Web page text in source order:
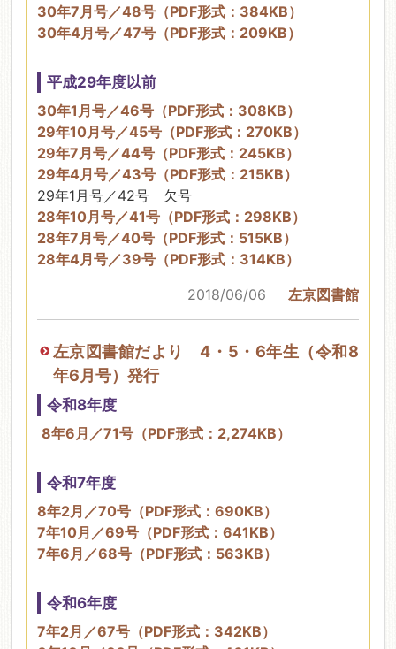
30年7月号／48号（PDF形式：384KB）
30年4月号／47号（PDF形式：209KB）
平成29年度以前
30年1月号／46号（PDF形式：308KB）
29年10月号／45号（PDF形式：270KB）
29年7月号／44号（PDF形式：245KB）
29年4月号／43号（PDF形式：215KB）
29年1月号／42号 欠号
28年10月号／41号（PDF形式：298KB）
28年7月号／40号（PDF形式：515KB）
28年4月号／39号（PDF形式：314KB）
2018/06/06
左京図書館
左京図書館だより 4・5・6年生（令和8
年6月号）発行
令和8年度
8年6月／71号（PDF形式：2,274KB）
令和7年度
8年2月／70号（PDF形式：690KB）
7年10月／69号（PDF形式：641KB）
7年6月／68号（PDF形式：563KB）
令和6年度
7年2月／67号（PDF形式：342KB）